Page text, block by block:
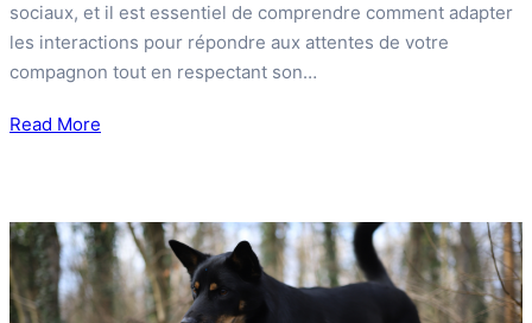
sociaux, et il est essentiel de comprendre comment adapter
les interactions pour répondre aux attentes de votre
compagnon tout en respectant son…
Read More